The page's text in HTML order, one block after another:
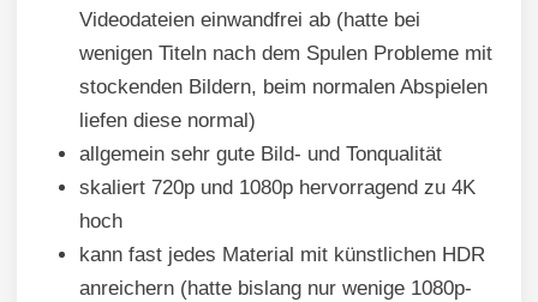
Videodateien einwandfrei ab (hatte bei
wenigen Titeln nach dem Spulen Probleme mit
stockenden Bildern, beim normalen Abspielen
liefen diese normal)
allgemein sehr gute Bild- und Tonqualität
skaliert 720p und 1080p hervorragend zu 4K
hoch
kann fast jedes Material mit künstlichen HDR
anreichern (hatte bislang nur wenige 1080p-